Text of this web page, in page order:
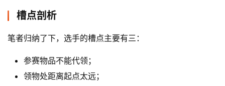
槽点剖析
笔者归纳了下，选手的槽点主要有三：
参赛物品不能代领；
领物处距离起点太远；